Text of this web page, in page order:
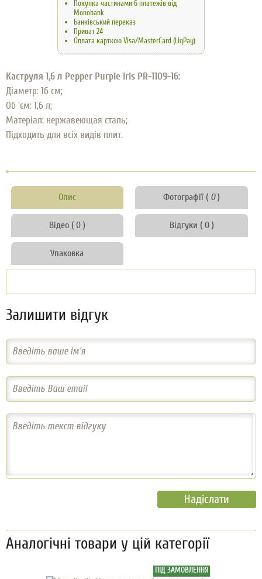
Покупка частинами 6 платежів від
Monobank
Банківський переказ
Приват 24
Оплата карткою Visa/MasterCard (LiqPay)
Каструля 1,6 л Pepper Purple Iris PR-1109-16:
Діаметр: 16 см;
Об 'єм: 1,6 л;
Матеріал: нержавеющая сталь;
Підходить для всіх видів плит.
Опис Фотографії ( 0)
Відео ( 0 ) Відгуки ( 0 )
Упаковка
Залишити відгук
Введіть ваше ім'я
Введіть Ваш email
Введіть текст відгуку
Аналогічні товари у цій категорії
ПІД ЗАМОВЛЕННЯ